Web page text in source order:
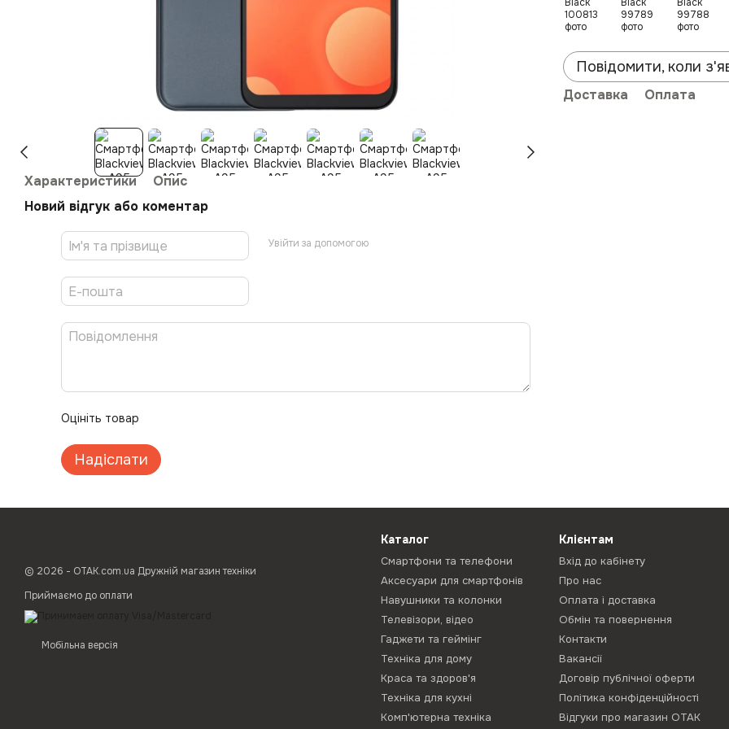
Характеристики
Опис
Новий відгук або коментар
Увійти за допомогою
Оцініть товар
Надіслати
Повідомити, коли
Доставка Оплата
© 2026 - ОТАК.com.ua Дружній магазин техніки
Приймаємо до оплати
Мобільна версія
Каталог
Смартфони та телефони
Аксесуари для смартфонів
Навушники та колонки
Телевізори, відео
Гаджети та геймінг
Техніка для дому
Краса та здоров'я
Техніка для кухні
Комп'ютерна техніка
Клієнтам
Вхід до кабінету
Про нас
Оплата і доставка
Обмін та повернення
Контакти
Вакансії
Договір публічної оферти
Політика конфіденційності
Відгуки про магазин ОТАК